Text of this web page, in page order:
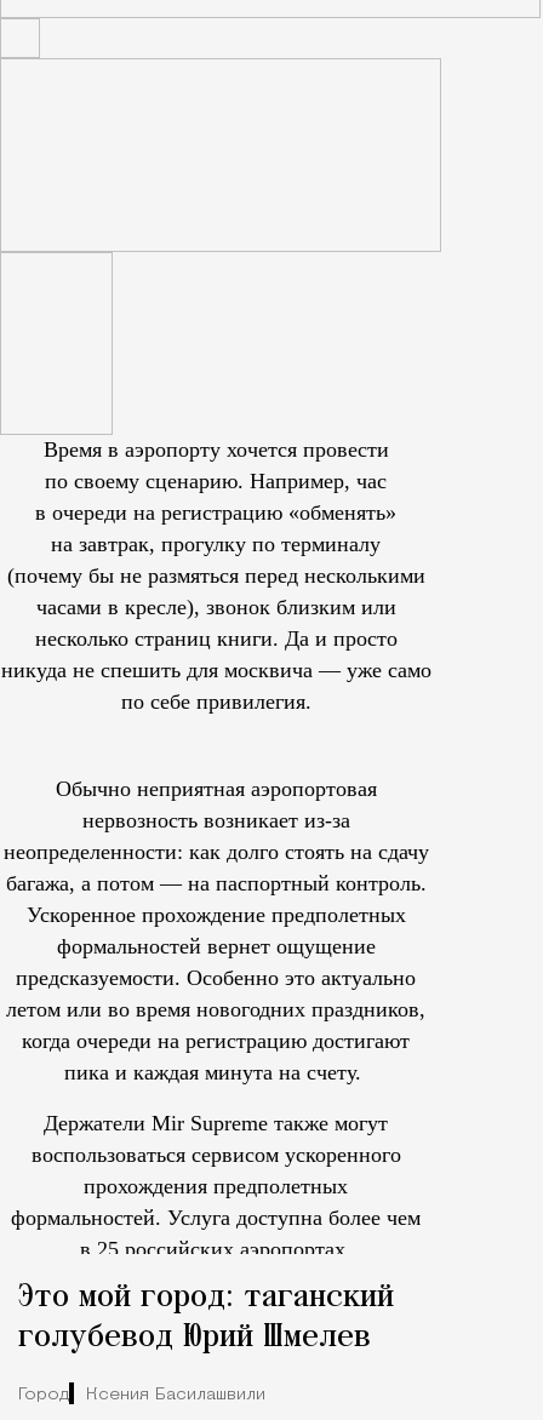
Время в аэропорту хочется провести
по своему сценарию. Например, час
в очереди на регистрацию «обменять»
на завтрак, прогулку по терминалу
(почему бы не размяться перед несколькими
часами в кресле), звонок близким или
несколько страниц книги. Да и просто
никуда не спешить для москвича — уже само
по себе привилегия.
Обычно неприятная аэропортовая
нервозность возникает из-за
неопределенности: как долго стоять на сдачу
багажа, а потом — на паспортный контроль.
Ускоренное прохождение предполетных
формальностей вернет ощущение
предсказуемости. Особенно это актуально
летом или во время новогодних праздников,
когда очереди на регистрацию достигают
пика и каждая минута на счету.
Держатели Mir Supreme также могут
воспользоваться сервисом ускоренного
прохождения предполетных
формальностей. Услуга доступна более чем
в 25 российских аэропортах.
Это мой город: таганский
голубевод Юрий Шмелев
Город Ксения Басилашвили